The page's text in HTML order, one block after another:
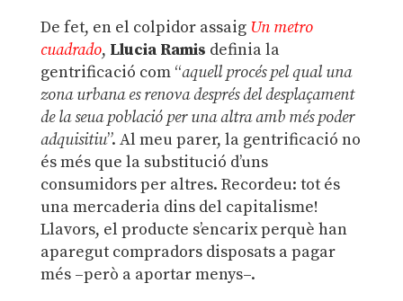
De fet, en el colpidor assaig Un metro
cuadrado, Llucia Ramis definia la
gentrificació com “aquell procés pel qual una
zona urbana es renova després del desplaçament
de la seua població per una altra amb més poder
adquisitiu”. Al meu parer, la gentrificació no
és més que la substitució d’uns
consumidors per altres. Recordeu: tot és
una mercaderia dins del capitalisme!
Llavors, el producte s’encarix perquè han
aparegut compradors disposats a pagar
més –però a aportar menys–.